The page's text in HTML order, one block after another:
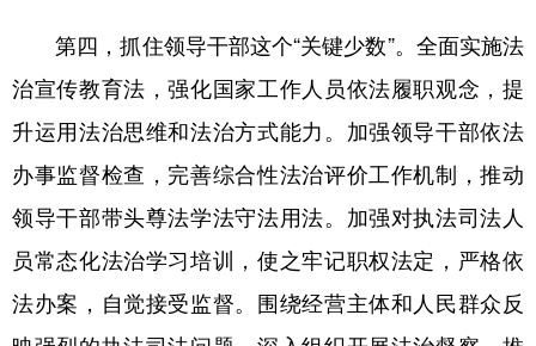
第四，抓住领导干部这个“关键少数”。全面实施法
治宣传教育法，强化国家工作人员依法履职观念，提
升运用法治思维和法治方式能力。加强领导干部依法
办事监督检查，完善综合性法治评价工作机制，推动
领导干部带头尊法学法守法用法。加强对执法司法人
员常态化法治学习培训，使之牢记职权法定，严格依
法办案，自觉接受监督。围绕经营主体和人民群众反